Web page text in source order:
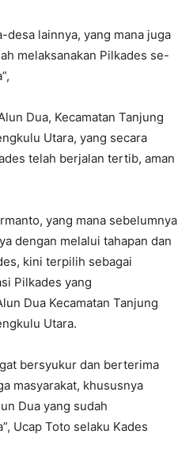
lainnya, yang mana juga
melaksanakan Pilkades se-
Dua, Kecamatan Tanjung
Utara, yang secara
telah berjalan tertib, aman
yang mana sebelumnya
dengan melalui tahapan dan
kini terpilih sebagai
Pilkades yang
Dua Kecamatan Tanjung
Utara.
bersyukur dan berterima
masyarakat, khususnya
Dua yang sudah
Ucap Toto selaku Kades